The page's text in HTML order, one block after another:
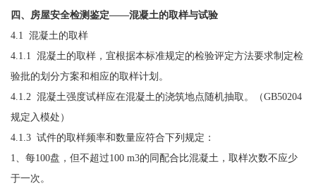
四、房屋安全检测鉴定——混凝土的取样与试验
4.1 混凝土的取样
4.1.1 混凝土的取样，宜根据本标准规定的检验评定方法要求制定检
验批的划分方案和相应的取样计划。
4.1.2 混凝土强度试样应在混凝土的浇筑地点随机抽取。（GB50204
规定入模处）
4.1.3 试件的取样频率和数量应符合下列规定：
1、每100盘，但不超过100 m3的同配合比混凝土，取样次数不应少
于一次。